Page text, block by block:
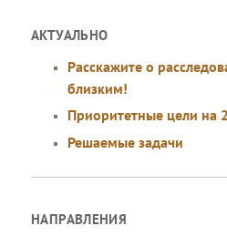
АКТУАЛЬНО
Расскажите о
близким!
Приоритетные цели на
Решаемые задачи
НАПРАВЛЕНИЯ